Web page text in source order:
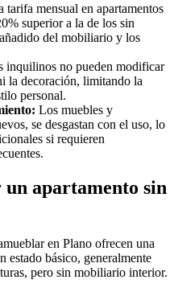
tarifa mensual en apartamentos
superior a la de los sin
del mobiliario y los
inquilinos no pueden modificar
la decoración, limitando la
personal.
Los muebles y
se desgastan con el uso, lo
si requieren
apartamento sin
en Plano ofrecen una
estado básico, generalmente
pero sin mobiliario interior.